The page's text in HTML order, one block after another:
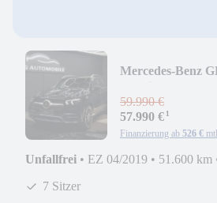
Mercedes-Benz
59.990 €
57.990 €¹
Finanzierung ab 526 € mtl.
Unfallfrei • EZ 04/2019 • 51.600 km
7 Sitzer